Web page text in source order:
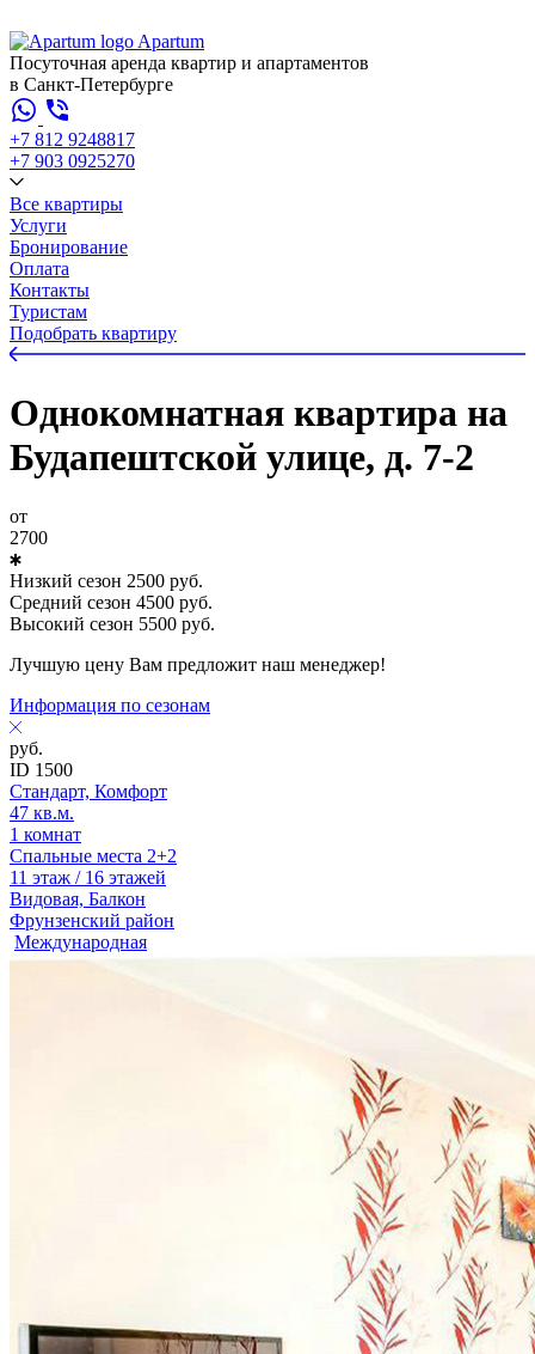
Apartum
Посуточная аренда квартир и апартаментов
в Санкт-Петербурге
+7 812 9248817
+7 903 0925270
Все квартиры
Услуги
Бронирование
Оплата
Контакты
Туристам
Подобрать квартиру
Однокомнатная квартира на
Будапештской улице, д. 7-2
от
2700
Низкий сезон 2500 руб.
Средний сезон 4500 руб.
Высокий сезон 5500 руб.
Лучшую цену Вам предложит наш менеджер!
Информация по сезонам
руб.
ID 1500
Стандарт, Комфорт
47 кв.м.
1 комнат
Спальные места 2+2
11 этаж / 16 этажей
Видовая, Балкон
Фрунзенский район
Международная